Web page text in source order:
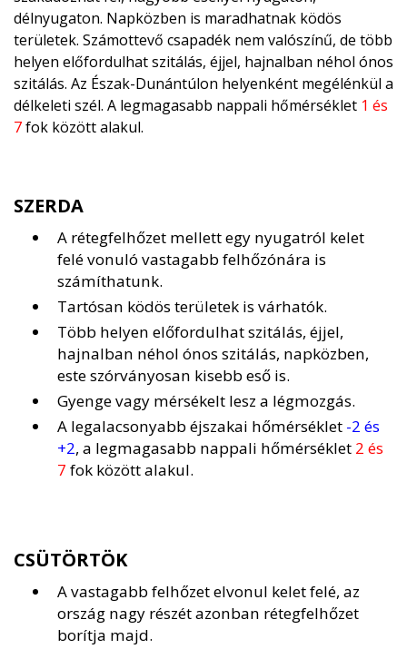
délnyugaton. Napközben is maradhatnak ködös
területek. Számottevő csapadék nem valószínű, de több
helyen előfordulhat szitálás, éjjel, hajnalban néhol ónos
szitálás. Az Észak-Dunántúlon helyenként megélénkül a
délkeleti szél. A legmagasabb nappali hőmérséklet 1 és
7fok között alakul.
SZERDA
A rétegfelhőzet mellett egy nyugatról kelet
felé vonuló vastagabb felhőzónára is
számíthatunk.
Tartósan ködös területek is várhatók.
Több helyen előfordulhat szitálás, éjjel,
hajnalban néhol ónos szitálás, napközben,
este szórványosan kisebb eső is.
Gyenge vagy mérsékelt lesz a légmozgás.
A legalacsonyabb éjszakai hőmérséklet -2 és
+2, a legmagasabb nappali hőmérséklet 2 és
7 fok között alakul.
CSÜTÖRTÖK
A vastagabb felhőzet elvonul kelet felé, az
ország nagy részét azonban rétegfelhőzet
borítja majd.